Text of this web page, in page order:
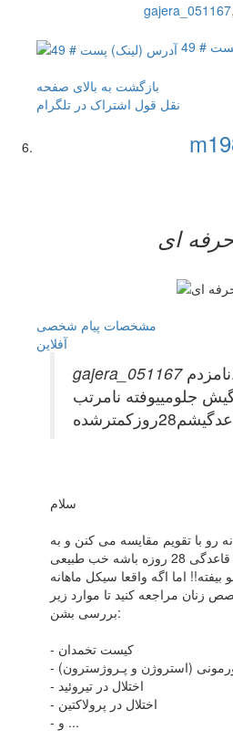
gajera_051167,
# 49
بازگشت به بالای صفحه
نقل قول اشتراک در تلگرام
ای
مشخصات پیام شخصی
آفلاين
جلومییوفته نامرتب
سلام
رو با تقویم مقایسه می کنن و به
مشکل میخورن مثلا اگه سیکل قاعدگی 28 روزه باشه خب طبیعی
2 روز جلو بیفته!! اما اگه واقعا سیکل ماهانه
زنان مراجعه کنید تا موارد زیر
بررسی بشن:
- کیست تخمدان
(استروژن و پـروژسترون)
- اختلال در تیروئید
- اختلال در پرولاکتین
- و ...